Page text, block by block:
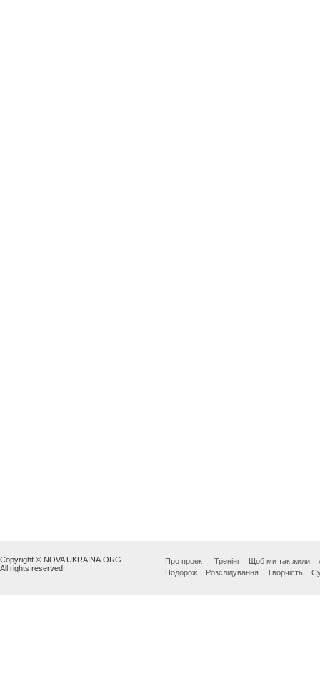
Copyright © NOVA UKRAINA.ORG
All rights reserved.
Про проект Тренінг Щоб ми так жили
Подорож
Розслідування Творчість